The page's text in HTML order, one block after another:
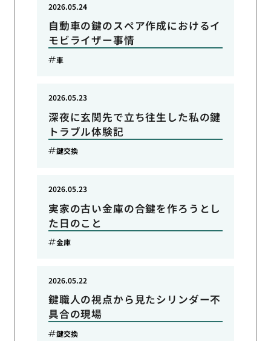
自動車の鍵のスペア作成におけるイ
モビライザー事情
2026.05.24
車
深夜に玄関先で立ち往生した私の鍵
トラブル体験記
2026.05.23
鍵交換
実家の古い金庫の合鍵を作ろうとし
た日のこと
2026.05.23
金庫
鍵職人の視点から見たシリンダー不
具合の現場
2026.05.22
鍵交換